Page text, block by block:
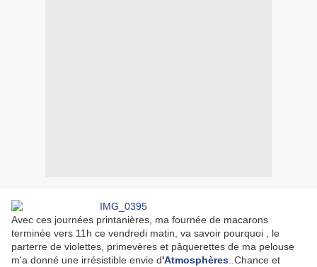
Avec ces journées printanières, ma fournée de macarons
terminée vers 11h ce vendredi matin, va savoir pourquoi , le
parterre de violettes, primevères et pâquerettes de ma pelouse
m'a donné une irrésistible envie d'Atmosphères ..Chance et